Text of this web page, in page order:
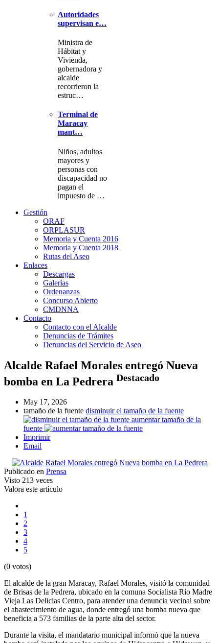
Autoridades
supervisan e…
Ministra de
Hábitat y
Vivienda,
gobernadora y
alcalde
recorrieron la
estruc…
Terminal de
Maracay
mant…
Niños, adultos
mayores y
personas con
discapacidad no
pagan el
impuesto de …
Gestión
ORAF
ORPLASUR
Memoria y Cuenta 2016
Memoria y Cuenta 2018
Rutas del Aseo
Enlaces
Descargas
Galerías
Ordenanzas
Concurso Abierto
CMDNNA
Contacto
Contacto con el Alcalde
Denuncias de Trámites
Denuncias del Servicio de Aseo
Alcalde Rafael Morales entregó Nueva
bomba en La Pedrera Destacado
May 17, 2026
tamaño de la fuente disminuir el tamaño de la fuente
aumentar tamaño de la
fuente
Imprimir
Email
Publicado en Prensa
Visto 213 veces
Valora este artículo
1
2
3
4
5
(0 votos)
El alcalde de la gran Maracay, Rafael Morales, visitó la comunidad
de Brisas de la Pedrera, ubicado en la comuna Socialista Río Madre
Vieja Las Delicias Centro, para atender una denuncia vecinal sobre
el abastecimiento de agua, donde entregó una bomba nueva que
beneficia a 573 familias de la parte alta del sector.
Durante la visita, el mandatario municipal informó que la nueva